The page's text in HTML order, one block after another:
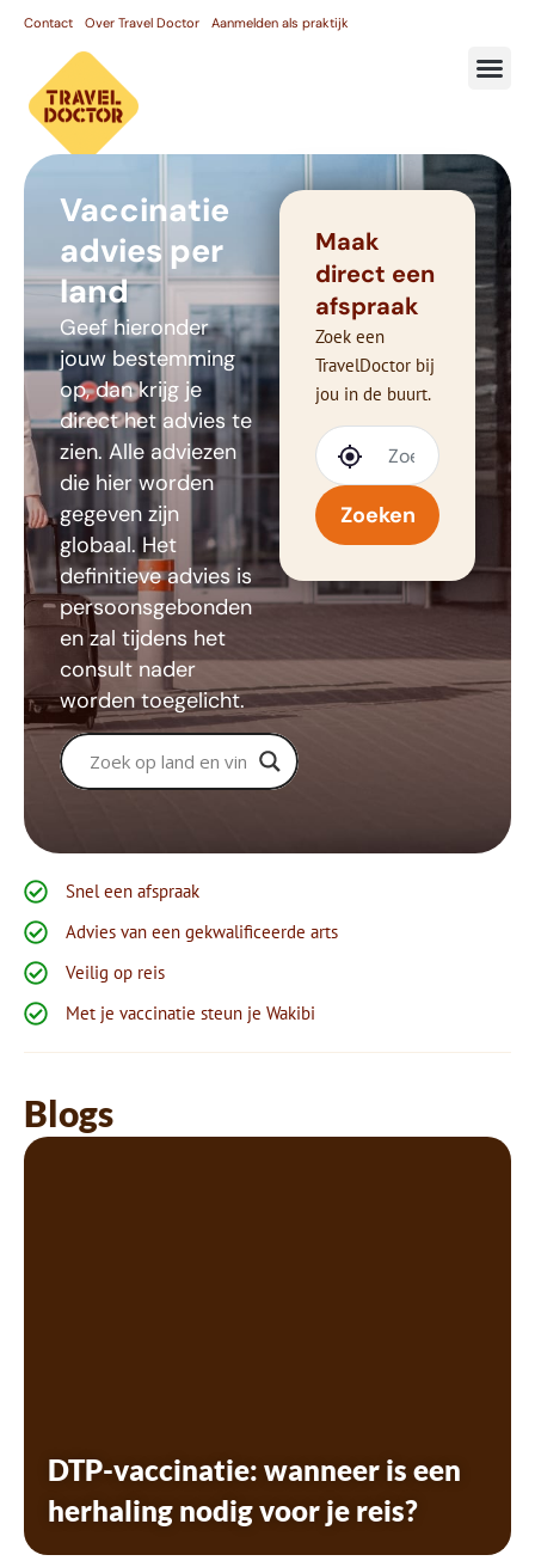
Contact Over Travel Doctor Aanmelden als praktijk
Vaccinatie
advies per
land
Geef hieronder
jouw bestemming
op, dan krijg je
direct het advies te
zien. Alle adviezen
die hier worden
gegeven zijn
globaal. Het
definitieve advies is
persoonsgebonden
en zal tijdens het
consult nader
worden toegelicht.
Maak
direct een
afspraak
Zoek een
TravelDoctor bij
jou in de buurt.
Zoeken
Snel een afspraak
Advies van een gekwalificeerde arts
Veilig op reis
Met je vaccinatie steun je Wakibi
Blogs
DTP-vaccinatie: wanneer is een
herhaling nodig voor je reis?